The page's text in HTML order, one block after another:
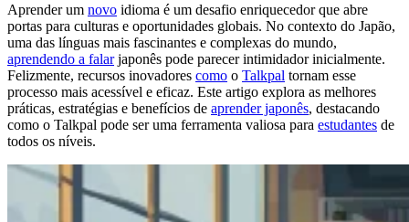
Aprender um novo idioma é um desafio enriquecedor que abre
portas para culturas e oportunidades globais. No contexto do Japão,
uma das línguas mais fascinantes e complexas do mundo,
aprendendo a falarjaponês pode parecer intimidador inicialmente.
Felizmente, recursos inovadores como o Talkpal tornam esse
processo mais acessível e eficaz. Este artigo explora as melhores
práticas, estratégias e benefícios de aprender japonês, destacando
como o Talkpal pode ser uma ferramenta valiosa para estudantes de
todos os níveis.